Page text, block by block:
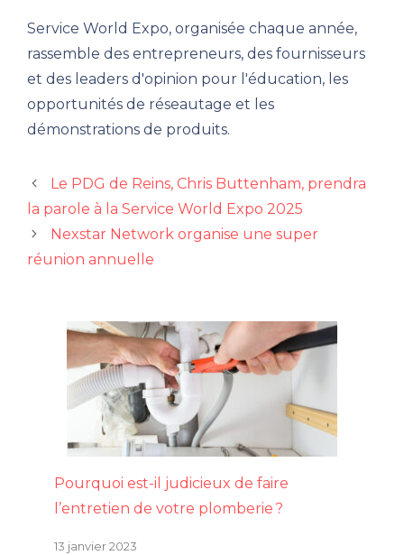
Service World Expo, organisée chaque année,
rassemble des entrepreneurs, des fournisseurs
et des leaders d'opinion pour l'éducation, les
opportunités de réseautage et les
démonstrations de produits.
Le PDG de Reins, Chris Buttenham, prendra
la parole à la Service World Expo 2025
Nexstar Network organise une super
réunion annuelle
Pourquoi est-il judicieux de faire
l’entretien de votre plomberie ?
13 janvier 2023